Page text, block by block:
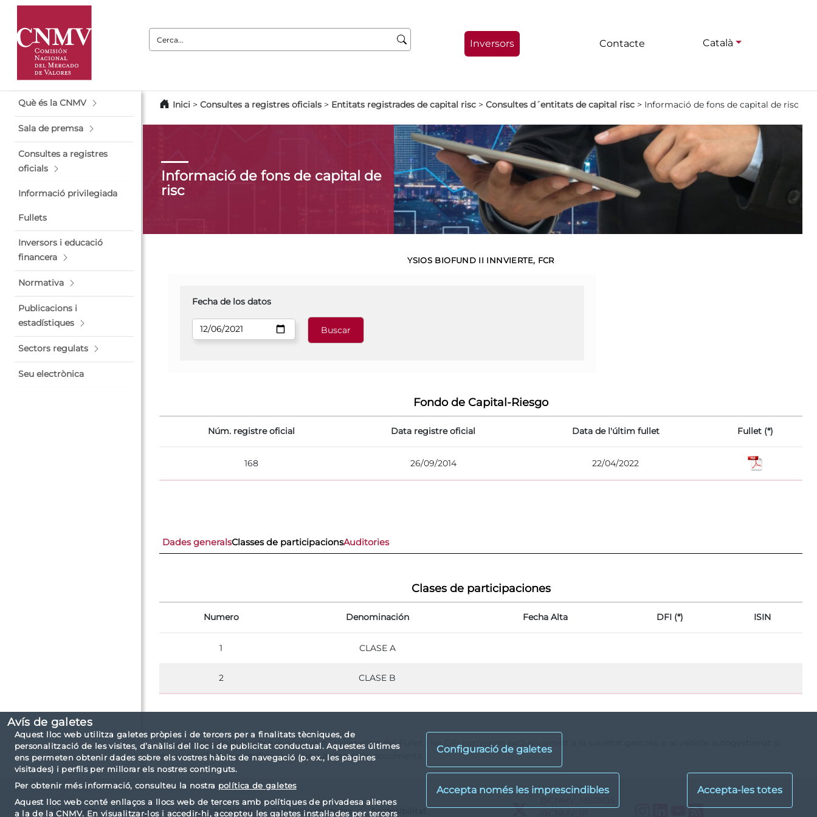
Avís de galetes
Aquest lloc web utilitza galetes pròpies i de tercers per a finalitats tècniques, de
personalització de les visites, d’anàlisi del lloc i de publicitat conductual. Aquestes últimes
ens permeten obtenir dades sobre els vostres hàbits de navegació (p. ex., les pàgines
visitades) i perfils per millorar els nostres continguts.
Per obtenir més informació, consulteu la nostra política de galetes
Aquest lloc web conté enllaços a llocs web de tercers amb polítiques de privadesa alienes
a la de la CNMV. En visualitzar-los i accedir-hi, accepteu les galetes instal·lades per tercers
Configuració de galetes
Cerca:
Inversors Contacte Català
Què és la CNMV
Sala de premsa
Consultes a registres
oficials
Informació privilegiada
Fullets
Inversors i educació
financera
Normativa
Publicacions i
estadístiques
Sectors regulats
Seu electrònica
Inici > Consultes a registres oficials > Entitats registrades de capital risc > Consultes d´entitats de capital risc > Informació de fons de capital de risc
Informació de fons de capital de
risc
YSIOS BIOFUND II INNVIERTE, FCR
Fecha de los datos
Fondo de Capital-Riesgo
Núm. registre oficial Data registre oficial Data de l'últim fullet Fullet (*)
168 26/09/2014 22/04/2022
Dades generalsClasses de participacionsAuditories
Clases de participaciones
Numero Denominación Fecha Alta DFI (*) ISIN
1 CLASE A
2 CLASE B
(*) La responsabilitat sobre el contingut i la veracitat del Fullet i les DFI correspon exclusivament a la societat gestora, o al vehicle autogestionat si
escau. La CNMV no verifica el contingut d'aquests documents.
Mapa web Nota legal Política de galetes Proteccio de dades Accessibilitat Instagram
LinkedIn
YouTube
RSS